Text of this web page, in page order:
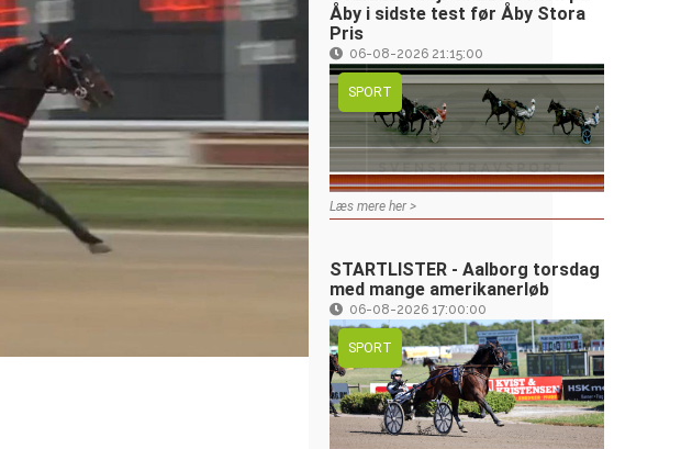
Åby i sidste test før Åby Stora
Pris
06-08-2026 21:15:00
SPORT
Læs mere her >
STARTLISTER - Aalborg torsdag
med mange amerikanerløb
06-08-2026 17:00:00
SPORT